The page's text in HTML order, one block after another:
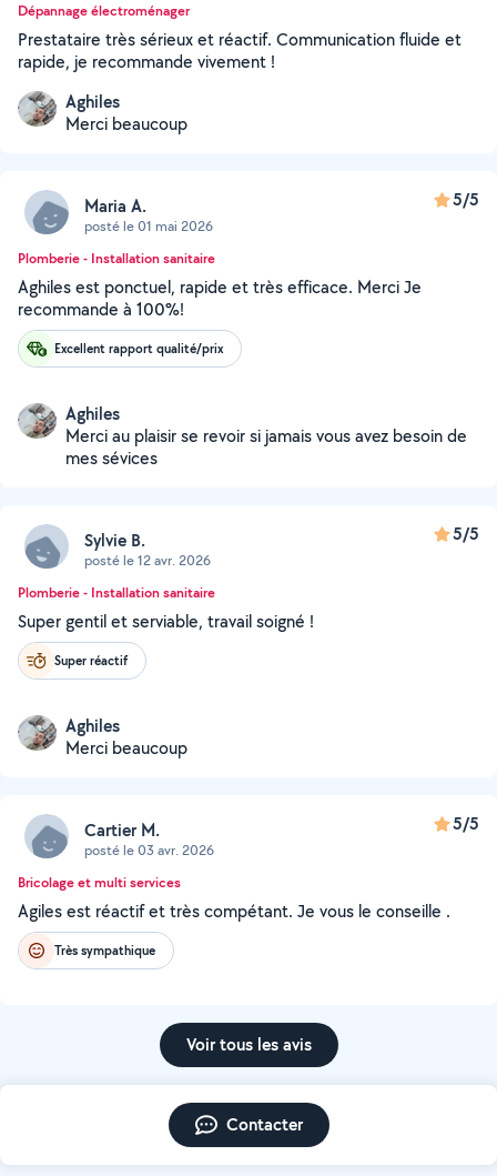
Dépannage électroménager
Prestataire très sérieux et réactif. Communication fluide et
rapide, je recommande vivement !
Aghiles
Merci beaucoup
Maria A.
posté le 01 mai 2026
5/5
Plomberie - Installation sanitaire
Aghiles est ponctuel, rapide et très efficace. Merci Je
recommande à 100%!
Excellent rapport qualité/prix
Aghiles
Merci au plaisir se revoir si jamais vous avez besoin de
mes sévices
Sylvie B.
posté le 12 avr. 2026
5/5
Plomberie - Installation sanitaire
Super gentil et serviable, travail soigné !
Super réactif
Aghiles
Merci beaucoup
Cartier M.
posté le 03 avr. 2026
5/5
Bricolage et multi services
Agiles est réactif et très compétant. Je vous le conseille .
Très sympathique
Voir tous les avis
Contacter